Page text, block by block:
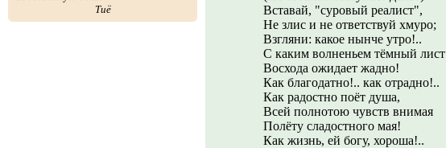
Тиё
Вставай, "суровый реалист",
Не злис и не ответствуй хмуро;
Взгляни: какое нынче утро!..
С каким волненьем тёмный лист
Восхода ожидает жадно!
Как благодатно!.. как отрадно!..
Как радостно поёт душа,
Всей полнотою чувств внимая
Полёту сладостного мая!
Как жизнь, ей богу, хороша!..